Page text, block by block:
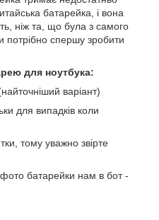
батарейка, і вона
ніж та, що була з самого
потрібно спершу зробити
для ноутбука:
варіант)
для випадків коли
тому уважно звірте
батарейки нам в бот -